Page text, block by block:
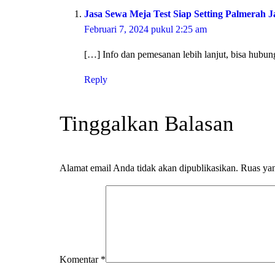
Jasa Sewa Meja Test Siap Setting Palmerah
Februari 7, 2024 pukul 2:25 am
[…] Info dan pemesanan lebih lanjut, bisa
Reply
Tinggalkan Balasan
Alamat email Anda tidak akan dipublikasikan. Ruas
Komentar *